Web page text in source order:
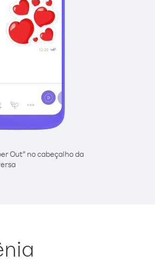
Out” no cabeçalho da